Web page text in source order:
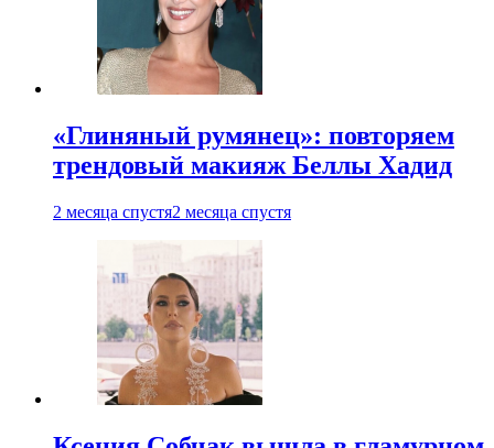
«Глиняный румянец»: повторяем
трендовый макияж Беллы Хадид
2 месяца спустя2 месяца спустя